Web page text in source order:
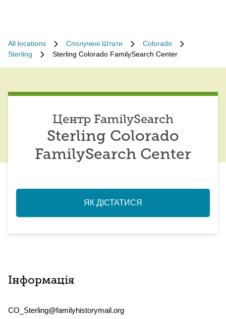
All locations Сполучені Штати
Colorado
Sterling
Sterling Colorado FamilySearch Center
Центр FamilySearch
Sterling Colorado
FamilySearch Center
ЯК ДІСТАТИСЯ
Інформація
CO_Sterling@familyhistorymail.org